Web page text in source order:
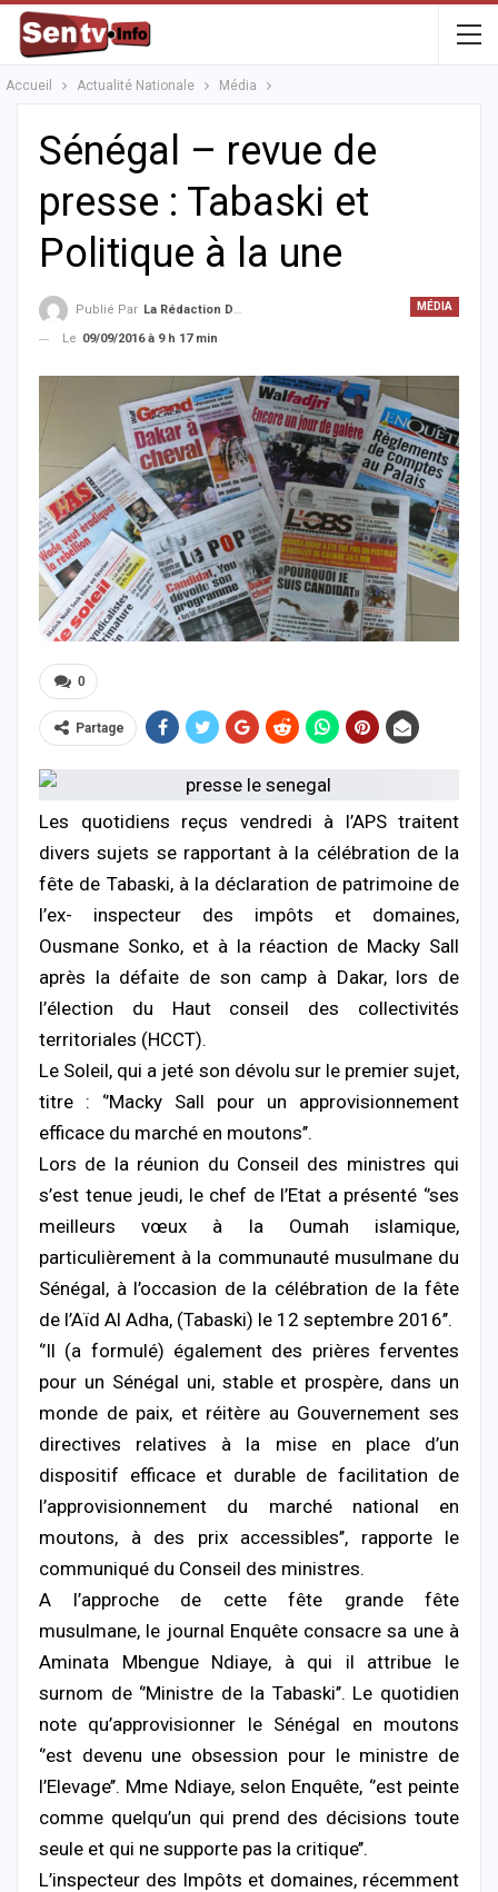
Accueil Actualité Nationale Média
Sénégal – revue de
presse : Tabaski et
Politique à la une
MÉDIA
Publié Par La Rédaction De La SenTV.info
Le 09/09/2016 à 9 h 17 min
0
Partage
Les quotidiens reçus vendredi à l’APS traitent
divers sujets se rapportant à la célébration de la
fête de Tabaski, à la déclaration de patrimoine de
l’ex- inspecteur des impôts et domaines,
Ousmane Sonko, et à la réaction de Macky Sall
après la défaite de son camp à Dakar, lors de
l’élection du Haut conseil des collectivités
territoriales (HCCT).
Le Soleil, qui a jeté son dévolu sur le premier sujet,
titre : ‘’Macky Sall pour un approvisionnement
efficace du marché en moutons’’.
Lors de la réunion du Conseil des ministres qui
s’est tenue jeudi, le chef de l’Etat a présenté ‘’ses
meilleurs vœux à la Oumah islamique,
particulièrement à la communauté musulmane du
Sénégal, à l’occasion de la célébration de la fête
de l’Aïd Al Adha, (Tabaski) le 12 septembre 2016’’.
‘’Il (a formulé) également des prières ferventes
pour un Sénégal uni, stable et prospère, dans un
monde de paix, et réitère au Gouvernement ses
directives relatives à la mise en place d’un
dispositif efficace et durable de facilitation de
l’approvisionnement du marché national en
moutons, à des prix accessibles’’, rapporte le
communiqué du Conseil des ministres.
A l’approche de cette fête grande fête
musulmane, le journal Enquête consacre sa une à
Aminata Mbengue Ndiaye, à qui il attribue le
surnom de ‘’Ministre de la Tabaski’’. Le quotidien
note qu’approvisionner le Sénégal en moutons
‘’est devenu une obsession pour le ministre de
l’Elevage’’. Mme Ndiaye, selon Enquête, ‘’est peinte
comme quelqu’un qui prend des décisions toute
seule et qui ne supporte pas la critique’’.
L’inspecteur des Impôts et domaines, récemment